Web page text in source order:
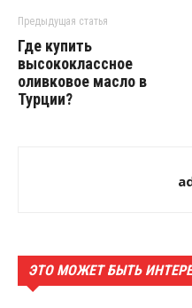
Предыдущая статья
Где купить
высококлассное
оливковое масло в
Турции?
ЭТО МОЖЕТ БЫТЬ